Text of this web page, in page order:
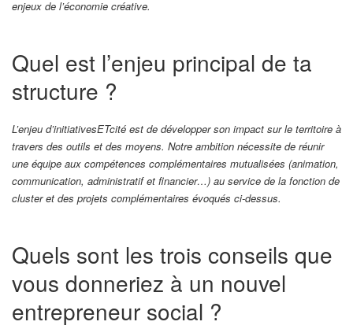
enjeux de l’économie créative.
Quel est l’enjeu principal de ta
structure ?
L’enjeu d’initiativesETcité est de développer son impact sur le territoire à
travers des outils et des moyens. Notre ambition nécessite de réunir
une équipe aux compétences complémentaires mutualisées (animation,
communication, administratif et financier…) au service de la fonction de
cluster et des projets complémentaires évoqués ci-dessus.
Quels sont les trois conseils que
vous donneriez à un nouvel
entrepreneur social ?